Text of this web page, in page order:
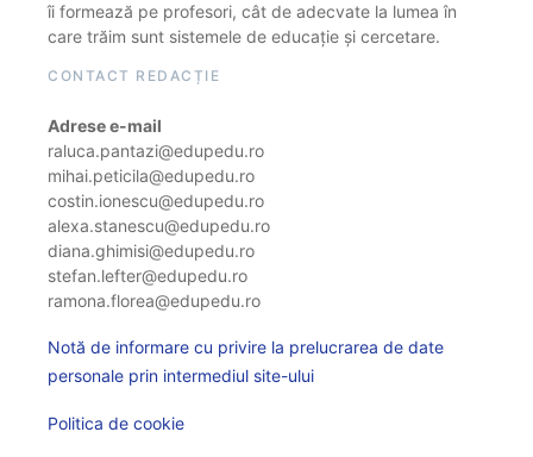
îi formează pe profesori, cât de adecvate la lumea în
care trăim sunt sistemele de educație și cercetare.
CONTACT REDACȚIE
Adrese e-mail
raluca.pantazi@edupedu.ro
mihai.peticila@edupedu.ro
costin.ionescu@edupedu.ro
alexa.stanescu@edupedu.ro
diana.ghimisi@edupedu.ro
stefan.lefter@edupedu.ro
ramona.florea@edupedu.ro
Notă de informare cu privire la prelucrarea de date
personale prin intermediul site-ului
Politica de cookie